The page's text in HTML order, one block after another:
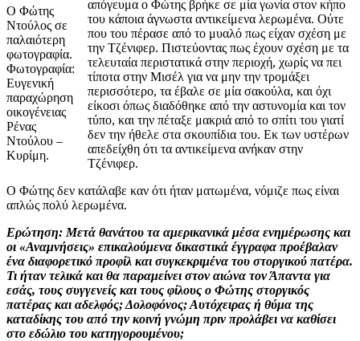
Ο Φώτης
Ντούλος σε
παλαιότερη
φωτογραφία.
Φωτογραφία:
Ευγενική
παραχώρηση
οικογένειας
Ρένας
Ντούλου –
Κυρίμη.
απόγευμα ο Φώτης βρήκε σε μία γωνία στον κήπο
του κάποια άγνωστα αντικείμενα λερωμένα. Ούτε
που του πέρασε από το μυαλό πως είχαν σχέση με
την Τζένιφερ. Πιστεύοντας πως έχουν σχέση με τα
τελευταία περιστατικά στην περιοχή, χωρίς να πει
τίποτα στην Μισέλ για να μην την τρομάξει
περισσότερο, τα έβαλε σε μία σακούλα, και όχι
είκοσι όπως διαδόθηκε από την αστυνομία και τον
τύπο, και την πέταξε μακριά από το σπίτι του γιατί
δεν την ήθελε στα σκουπίδια του. Εκ των υστέρων
απεδείχθη ότι τα αντικείμενα ανήκαν στην
Τζένιφερ.
Ο Φώτης δεν κατάλαβε καν ότι ήταν ματωμένα, νόμιζε πως είναι
απλώς πολύ λερωμένα.
Ερώτηση: Μετά θανάτου τα αμερικανικά μέσα ενημέρωσης και
οι «Αναμνήσεις» επικαλούμενα δικαστικά έγγραφα προέβαλαν
ένα διαφορετικό προφίλ και συγκεκριμένα του στοργικού πατέρα.
Τι ήταν τελικά και θα παραμείνει στον αιώνα τον Άπαντα για
εσάς, τους συγγενείς και τους φίλους ο Φώτης στοργικός
πατέρας και αδελφός; Δολοφόνος; Αυτόχειρας ή θύμα της
καταδίκης του από την κοινή γνώμη πριν προλάβει να καθίσει
στο εδώλιο του κατηγορουμένου;